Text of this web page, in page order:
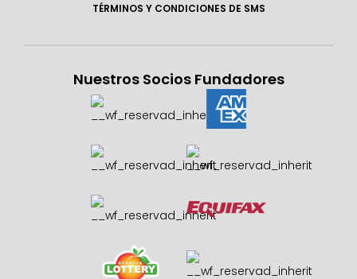
TÉRMINOS Y CONDICIONES DE SMS
Nuestros Socios Fundadores